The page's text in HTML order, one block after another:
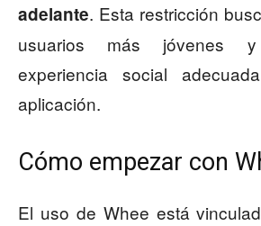
adelante. Esta restricción
usuarios más jóvenes
experiencia social
aplicación.
Cómo empezar con
El uso de Whee está